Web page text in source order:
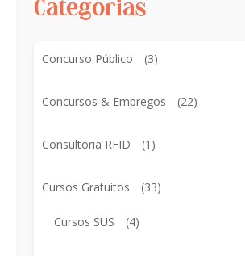
Categorias
Concurso Público (3)
Concursos & Empregos (22)
Consultoria RFID (1)
Cursos Gratuitos (33)
Cursos SUS (4)